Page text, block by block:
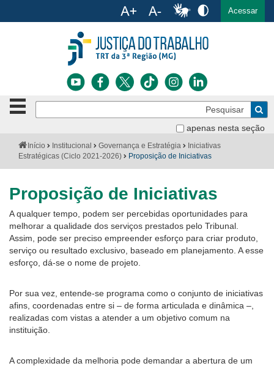
Ir para o menu Ir para a busca Ir para o rodapé
Acessar
apenas nesta seção
Botão
de
clique
ou
fechar
o
menu
Notícias
Serviços
Jurisprudência
Transparência
Legislação
Ouvidoria
Contato
Você
está
Início Institucional Governança e Estratégia
Iniciativas
Estratégicas (Ciclo 2021-2026)
Proposição de Iniciativas
Proposição de Iniciativas
A qualquer tempo, podem ser percebidas oportunidades para
melhorar a qualidade dos serviços prestados pelo Tribunal.
Assim, pode ser preciso empreender esforço para criar produto,
serviço ou resultado exclusivo, baseado em planejamento. A esse
esforço, dá-se o nome de projeto.
Por sua vez, entende-se programa como o conjunto de iniciativas
afins, coordenadas entre si – de forma articulada e dinâmica –,
realizadas com vistas a atender a um objetivo comum na
instituição.
A complexidade da melhoria pode demandar a abertura de um